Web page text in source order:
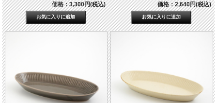
価格：3,300円(税込)
価格：2,640円(税込)